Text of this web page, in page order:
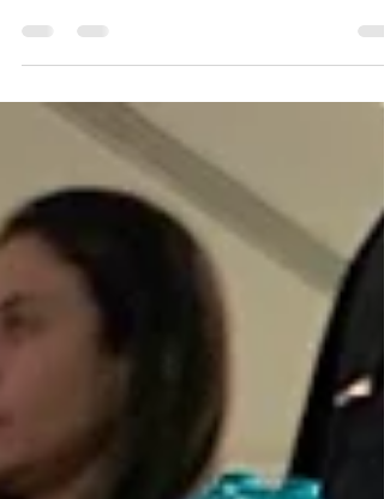
Se é para estimular ainda mais a inovação e a
também disruptiva? Para ajudar as mentes
do time de Parcerias Estratégicas do Google a
buscar soluções de uma forma inovadora, ágil e
divertida, a Play in Company foi convidada a realizar
o workshop Racing Challenge®, na sede da
empresa em São Paulo. Desenvolvida e aplicada
com exclusividade pela Play, a dinâmica é